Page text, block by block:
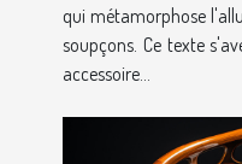
qui métamorphose
soupçons. Ce texte
accessoire...